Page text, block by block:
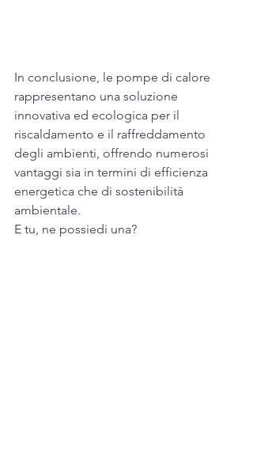
In conclusione, le pompe di calore
rappresentano una soluzione
innovativa ed ecologica per il
riscaldamento e il raffreddamento
degli ambienti, offrendo numerosi
vantaggi sia in termini di efficienza
energetica che di sostenibilità
ambientale.
E tu, ne possiedi una?